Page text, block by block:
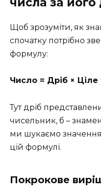
Щоб зрозуміти, як
спочатку потрібно
формулу:
Число = Дріб × Ціле
Тут дріб
чисельник, б –
ми шукаємо
цій формулі.
Покрокове